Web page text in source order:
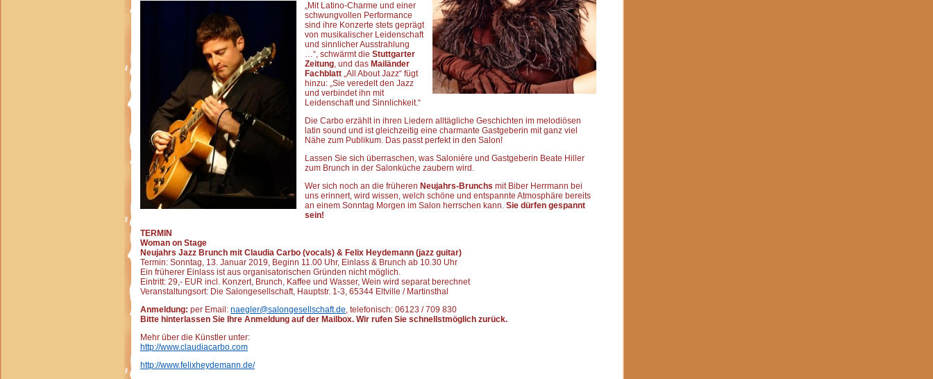
„Mit Latino-Charme und einer
schwungvollen Performance
sind ihre Konzerte stets geprägt
von musikalischer Leidenschaft
und sinnlicher Ausstrahlung
…“, schwärmt die Stuttgarter
Zeitung, und das Mailänder
Fachblatt „All About Jazz“ fügt
hinzu: „Sie veredelt den Jazz
und verbindet ihn mit
Leidenschaft und Sinnlichkeit.“
Die Carbo erzählt in ihren Liedern alltägliche Geschichten im melodiösen
latin sound und ist gleichzeitig eine charmante Gastgeberin mit ganz viel
Nähe zum Publikum. Das passt perfekt in den Salon!
Lassen Sie sich überraschen, was Salonière und Gastgeberin Beate Hiller
zum Brunch in der Salonküche zaubern wird.
Wer sich noch an die früheren Neujahrs-Brunchs mit Biber Herrmann bei
uns erinnert, wird wissen, welch schöne und entspannte Atmosphäre bereits
an einem Sonntag Morgen im Salon herrschen kann. Sie dürfen gespannt
sein!
TERMIN
Woman on Stage
Neujahrs Jazz Brunch mit Claudia Carbo (vocals) & Felix Heydemann (jazz guitar)
Termin: Sonntag, 13. Januar 2019, Beginn 11.00 Uhr, Einlass & Brunch ab 10.30 Uhr
Ein früherer Einlass ist aus organisatorischen Gründen nicht möglich.
Eintritt: 29,- EUR incl. Konzert, Brunch, Kaffee und Wasser, Wein wird separat berechnet
Veranstaltungsort: Die Salongesellschaft, Hauptstr. 1-3, 65344 Eltville / Martinsthal
Anmeldung: per Email: naegler@salongesellschaft.de, telefonisch: 06123 / 709 830
Bitte hinterlassen Sie Ihre Anmeldung auf der Mailbox. Wir rufen Sie schnellstmöglich zurück.
Mehr über die Künstler unter:
http://www.claudiacarbo.com
http://www.felixheydemann.de/